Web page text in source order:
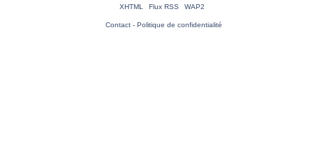
XHTML
Flux RSS WAP2
Contact- Politique de confidentialité